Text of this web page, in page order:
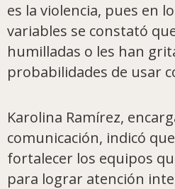
es la violencia, pues en
variables se constató
humilladas o les han
probabilidades de usar
Karolina Ramírez,
comunicación, indicó
fortalecer los equipos
para lograr atención